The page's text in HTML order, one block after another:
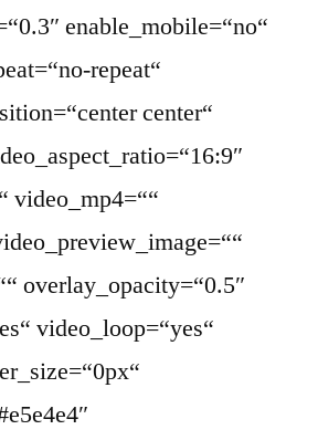
enable_mobile=“no“
repeat“
center“
video_mp4=““
overlay_opacity=“0.5″
video_loop=“yes“